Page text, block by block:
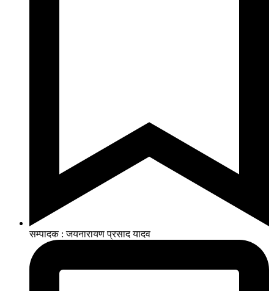
सम्पादक : जयनारायण प्रसाद यादव